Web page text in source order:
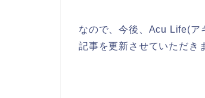
なので、今後、Acu Life(ア
記事を更新させていただき